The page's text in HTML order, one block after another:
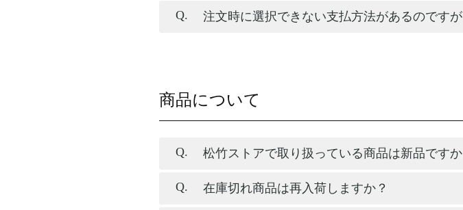
注文時に選択できない支払方法があるのですが
商品について
松竹ストアで取り扱っている商品は新品ですか
在庫切れ商品は再入荷しますか？